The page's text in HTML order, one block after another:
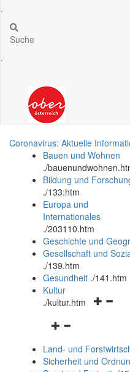
.
Suche
.
Coronavirus: Aktuelle
Bauen und Wohnen
./
Bildung und
./133.htm
Europa und
Internationales
./203110.htm
Geschichte und
Gesellschaft und
./139.htm
Gesundheit ./141.htm
Kultur
./kultur.htm
Navigationsmenü
und
schließen
Land- und
Sicherheit und